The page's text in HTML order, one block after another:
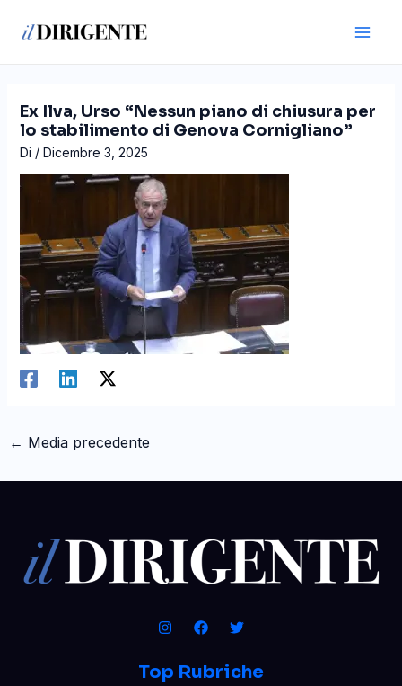
Ex Ilva, Urso “Nessun piano di chiusura per
lo stabilimento di Genova Cornigliano”
Di / Dicembre 3, 2025
articoli
← Media precedente
Top Rubriche